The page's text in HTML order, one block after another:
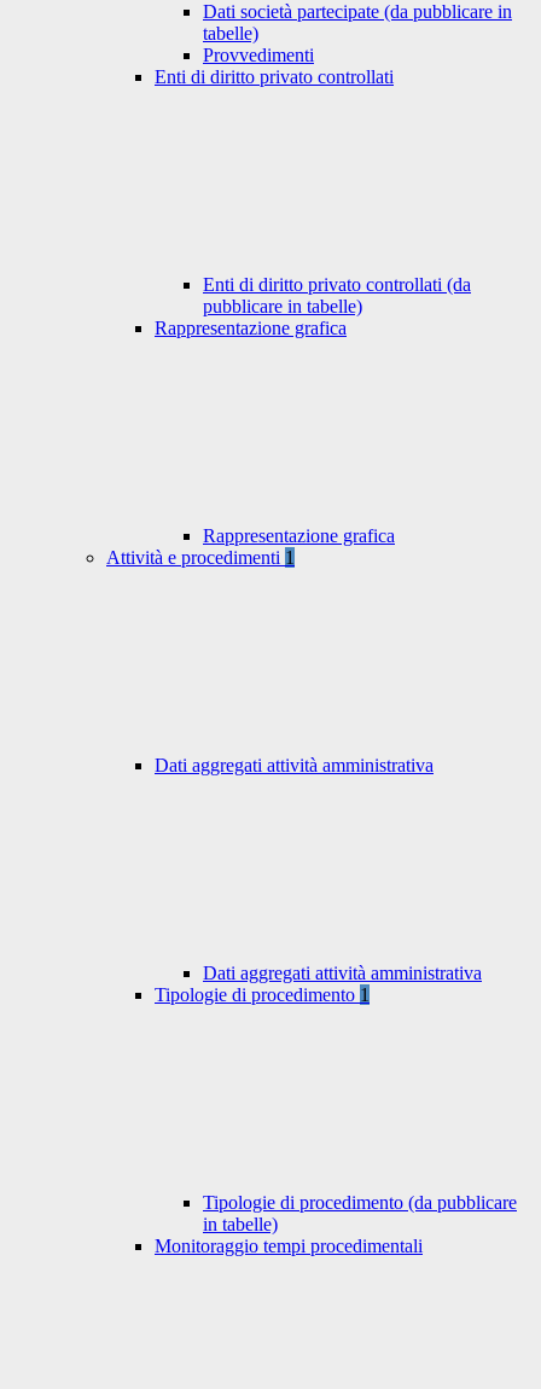
Dati società partecipate (da pubblicare in
tabelle)
Provvedimenti
Enti di diritto privato controllati
Enti di diritto privato controllati (da
pubblicare in tabelle)
Rappresentazione grafica
Rappresentazione grafica
Attività e procedimenti 1
Dati aggregati attività amministrativa
Dati aggregati attività amministrativa
Tipologie di procedimento 1
Tipologie di procedimento (da pubblicare
in tabelle)
Monitoraggio tempi procedimentali